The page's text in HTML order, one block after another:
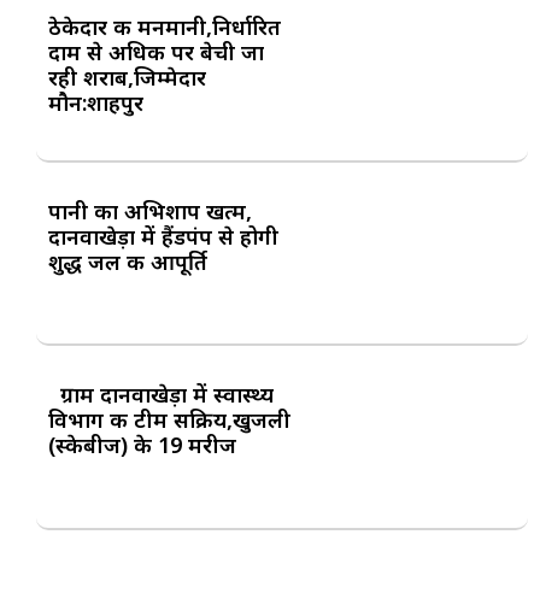
ठेकेदार की मनमानी,निर्धारित
दाम से अधिक पर बेची जा
रही शराब,जिम्मेदार
मौन:शाहपुर
पानी का अभिशाप खत्म,
दानवाखेड़ा में हैंडपंप से होगी
शुद्ध जल की आपूर्ति
ग्राम दानवाखेड़ा में स्वास्थ्य
विभाग की टीम सक्रिय,खुजली
(स्केबीज) के 19 मरीज